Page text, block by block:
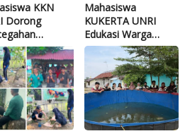
KKN
Dorong
Lewat
Bergizi
Kelawat
Mahasiswa
KUKERTA UNRI
Edukasi Warga
Sangkir Indah Olah
Jeruk Gugur Jadi Eco
Enzyme